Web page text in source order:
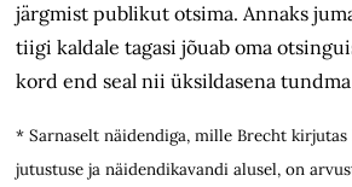
järgmist publikut otsima. Annaks
tiigi kaldale tagasi jõuab oma
kord end seal nii üksildasena
* Sarnaselt näidendiga, mille Brecht
jutustuse ja näidendikavandi alusel, on